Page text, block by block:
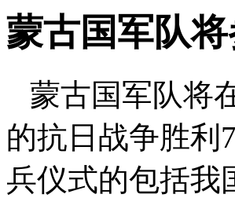
蒙古国军队
蒙古国军队将
的抗日战争胜利
兵仪式的包括我